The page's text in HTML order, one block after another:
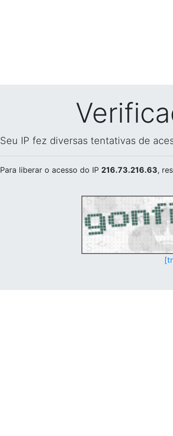
Seu IP fez diversas tentativas de
Para liberar o acesso do IP 216.73.216.63,